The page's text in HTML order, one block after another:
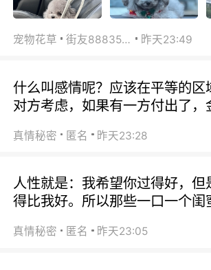
宠物花草 街友88835518 昨天23:49
什么叫感情呢？应该在平等的区
对方考虑，如果有一方付出了，
真情秘密 匿名 昨天23:28
人性就是：我希望你过得好，但
得比我好。所以那些一口一个闺
真情秘密 匿名 昨天23:05